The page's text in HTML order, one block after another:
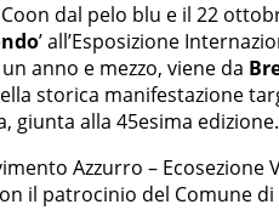
dal pelo blu e il 22
’ all’Esposizione
anno e mezzo, viene da
storica manifestazione
giunta alla 45esima edizione.
Azzurro – Ecosezione
il patrocinio del Comune di